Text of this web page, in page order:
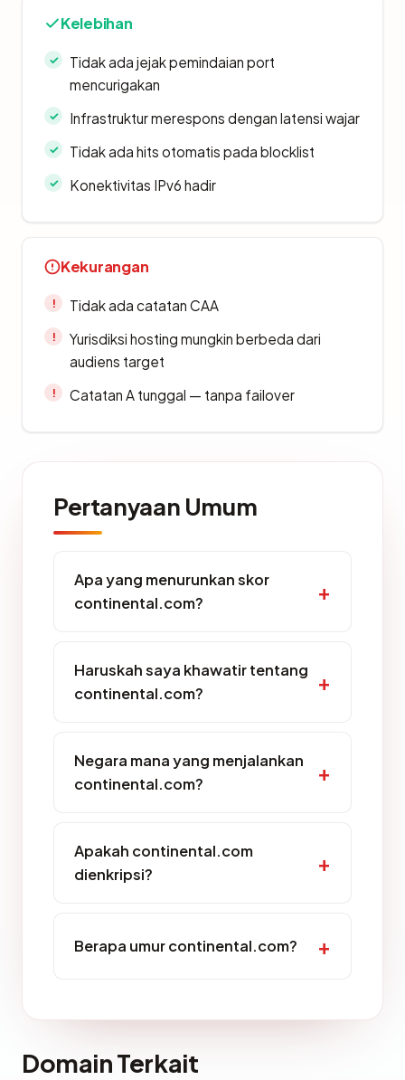
Kelebihan
Tidak ada jejak pemindaian port
mencurigakan
Infrastruktur merespons dengan latensi wajar
Tidak ada hits otomatis pada blocklist
Konektivitas IPv6 hadir
Kekurangan
Tidak ada catatan CAA
Yurisdiksi hosting mungkin berbeda dari
audiens target
Catatan A tunggal — tanpa failover
Pertanyaan Umum
Apa yang menurunkan skor
continental.com?
Haruskah saya khawatir tentang
continental.com?
Negara mana yang menjalankan
continental.com?
Apakah continental.com
dienkripsi?
Berapa umur continental.com?
Domain Terkait